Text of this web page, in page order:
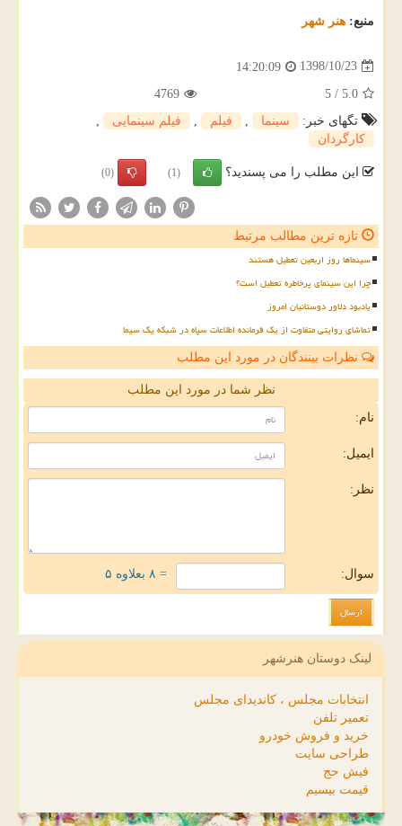
منبع: هنر شهر
1398/10/23
14:20:09
5.0
/
5
4769
تگهای خبر:
سینما فیلم فیلم سینمایی
كارگردان
این مطلب را می پسندید؟ (1)
(0)
تازه ترین مطالب مرتبط
سینماها روز اربعین تعطیل هستند
چرا این سینمای پرخاطره تعطیل است؟
یادبود دلاور دوستانیان امروز
تماشای روایتی متفاوت از یک فرمانده اطلاعات سپاه در شبکه یک سیما
نظرات بینندگان در مورد این مطلب
نظر شما در مورد این مطلب
نام:
ایمیل:
نظر:
سوال: = ۸ بعلاوه ۵
لینک دوستان هنرشهر
انتخابات مجلس ، کاندیدای مجلس
تعمیر تلفن
خرید و فروش خودرو
طراحی سایت
فیش حج
قیمت بیسیم